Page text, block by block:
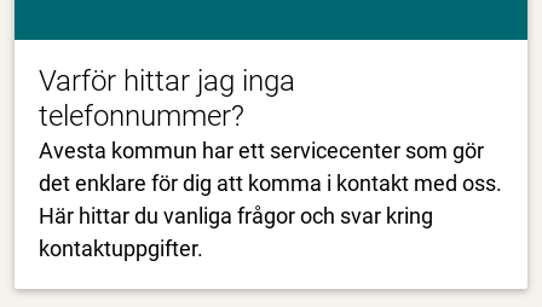
Varför hittar jag inga
telefonnummer?
Avesta kommun har ett servicecenter som gör
det enklare för dig att komma i kontakt med oss.
Här hittar du vanliga frågor och svar kring
kontaktuppgifter.